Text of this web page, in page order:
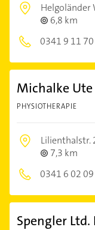
Helgoländer
6,8 km
0341 9 11
Michalke Ute
PHYSIOTHERAPIE
Lilienthalstr.
7,3 km
0341 6 02
Spengler Ltd.